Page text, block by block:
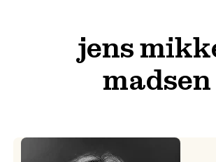
jens
madsen